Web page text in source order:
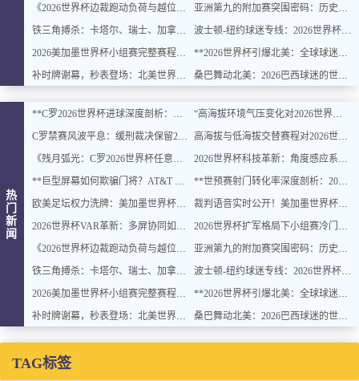
《2026世界杯边裁跑动负荷与越位判罚准确性之间的动态关系研究》
铁三角搏杀：卡塔尔、瑞士、加拿大B组出线生死局
2026美加墨世界杯小组赛完整赛程（官方版·高清PDF下载）
补时牌谢幕，秒表登场：北美世界杯计时革命
亚洲第九的附加赛突围密码：历史概率、变量重塑与破局点
波士顿-纽约球迷专线：2026世界杯观赛直达方案
**2026世界杯引爆北美：全球球迷将涌入美加墨**
桑巴舞动北美：2026巴西球迷的世界杯狂欢
热
门
新
闻
**C罗2026世界杯进球深度剖析：传奇不老，巅峰绝杀**
C罗禁赛风波平息：缓刑裁决保留2026世界杯希望
《残月弧光：C罗2026世界杯任意球绝杀封神记》
**巨型屏幕如何欺骗门将？AT&T Stadium视觉陷阱与判断偏差深度揭秘**
欧美足坛权力洗牌：美加墨世界杯16强东西欧席位新格局
2026世界杯VAR革新：多屏协同如何重塑判罚逻辑与规则边界
《2026世界杯边裁跑动负荷与越位判罚准确性之间的动态关系研究》
铁三角搏杀：卡塔尔、瑞士、加拿大B组出线生死局
2026美加墨世界杯小组赛完整赛程（官方版·高清PDF下载）
补时牌谢幕，秒表登场：北美世界杯计时革命
“高海拔环境气压变化对2026世界杯远射弹道的自适应修正建模研究”
高海拔与低海拔交替赛程对2026世界杯球员血氧饱和度影响的动态追踪分析
2026世界杯科技革新：角度感应系统首次嵌入智能边裁
**世预赛射门转化率深度剖析：2026世界杯出线概率测算**
裁判语音实时公开！美加墨世界杯测试VAR越位判定新规
2026世界杯扩军格局下小组赛冷门概率的模型重建与风险动态评估
亚洲第九的附加赛突围密码：历史概率、变量重塑与破局点
波士顿-纽约球迷专线：2026世界杯观赛直达方案
**2026世界杯引爆北美：全球球迷将涌入美加墨**
桑巴舞动北美：2026巴西球迷的世界杯狂欢
TAG标签